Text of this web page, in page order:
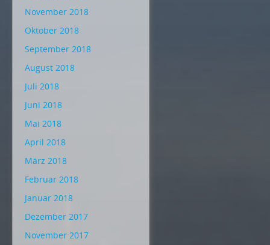
November 2018
Oktober 2018
September 2018
August 2018
Juli 2018
Juni 2018
Mai 2018
April 2018
März 2018
Februar 2018
Januar 2018
Dezember 2017
November 2017